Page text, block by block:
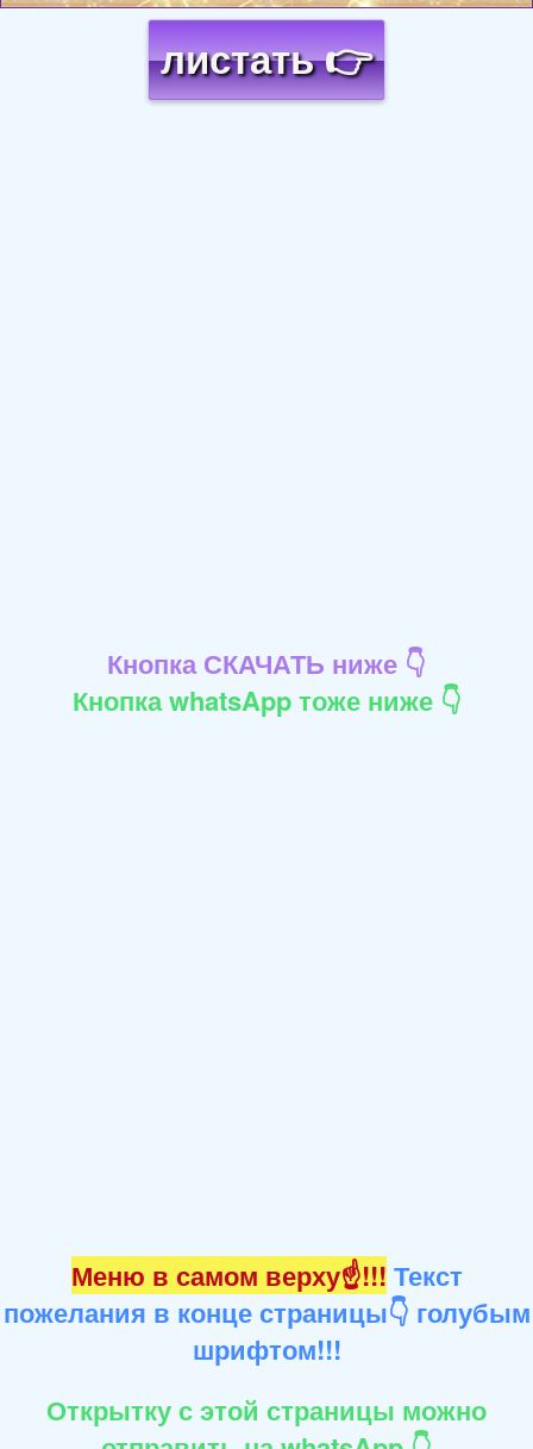
листать 👉
Кнопка СКАЧАТЬ ниже 👇
Кнопка whatsApp тоже ниже 👇
Меню в самом верху☝!!! Текст
пожелания в конце страницы👇 голубым
шрифтом!!!
Открытку с этой страницы можно